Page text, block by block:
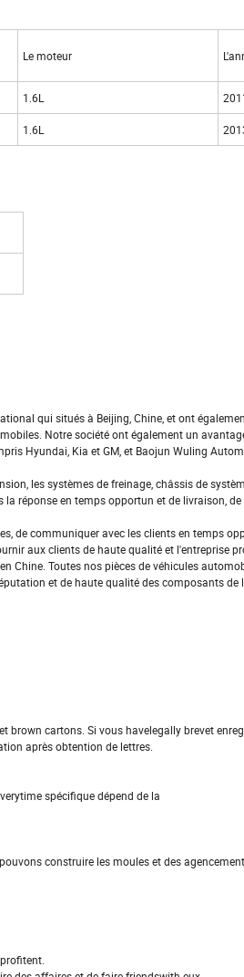
Le moteur
1.6L
1.6L
qui situés à Beijing, Chine, et ont
Notre société ont également un
Hyundai, Kia et GM, et Baojun Wuling
les systèmes de freinage, châssis de
réponse en temps opportun et de livraison,
de communiquer avec les clients en temps
aux clients de haute qualité et l'entreprise
Chine. Toutes nos pièces de véhicules
et de haute qualité des composants
brown cartons. Si vous havelegally brevet
après obtention de lettres.
spécifique dépend de la
construire les moules et des